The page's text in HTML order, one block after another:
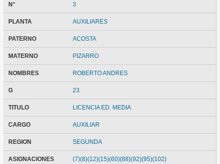
N° 3
PLANTA AUXILIARES
PATERNO ACOSTA
MATERNO PIZARRO
NOMBRES ROBERTO ANDRES
G 23
TITULO LICENCIA ED. MEDIA
CARGO AUXILIAR
REGION SEGUNDA
ASIGNACIONES (7)(8)(12)(15)(60)(88)(92)(95)(102)